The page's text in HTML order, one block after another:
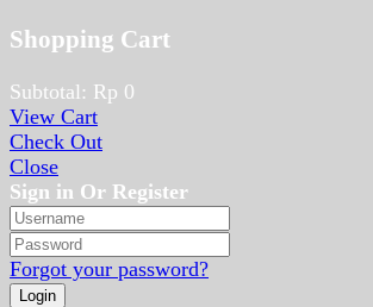
Shopping Cart
Subtotal: Rp 0
View Cart
Check Out
Close
Sign in Or Register
Forgot your password?